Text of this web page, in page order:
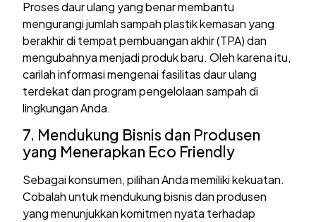
Proses daur ulang yang benar membantu
mengurangi jumlah sampah plastik kemasan yang
berakhir di tempat pembuangan akhir (TPA) dan
mengubahnya menjadi produk baru. Oleh karena itu,
carilah informasi mengenai fasilitas daur ulang
terdekat dan program pengelolaan sampah di
lingkungan Anda.
7. Mendukung Bisnis dan Produsen
yang Menerapkan Eco Friendly
Sebagai konsumen, pilihan Anda memiliki kekuatan.
Cobalah untuk mendukung bisnis dan produsen
yang menunjukkan komitmen nyata terhadap